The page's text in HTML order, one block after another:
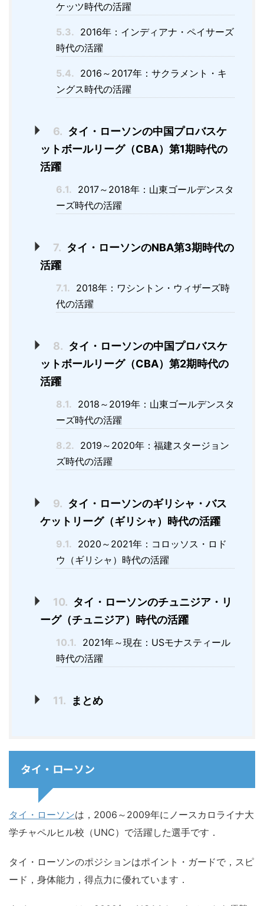
ケッツ時代の活躍
5.3. 2016年：インディアナ・ペイサーズ
時代の活躍
5.4. 2016～2017年：サクラメント・キ
ングス時代の活躍
6. タイ・ローソンの中国プロバスケ
ットボールリーグ（CBA）第1期時代の
活躍
6.1. 2017～2018年：山東ゴールデンスタ
ーズ時代の活躍
7. タイ・ローソンのNBA第3期時代の
活躍
7.1. 2018年：ワシントン・ウィザーズ時
代の活躍
8. タイ・ローソンの中国プロバスケ
ットボールリーグ（CBA）第2期時代の
活躍
8.1. 2018～2019年：山東ゴールデンスタ
ーズ時代の活躍
8.2. 2019～2020年：福建スタージョン
ズ時代の活躍
9. タイ・ローソンのギリシャ・バス
ケットリーグ（ギリシャ）時代の活躍
9.1. 2020～2021年：コロッソス・ロド
ウ（ギリシャ）時代の活躍
10. タイ・ローソンのチュニジア・リ
ーグ（チュニジア）時代の活躍
10.1. 2021年～現在：USモナスティール
時代の活躍
11. まとめ
タイ・ローソン
タイ・ローソンは，2006～2009年にノースカロライナ大
学チャペルヒル校（UNC）で活躍した選手です．
タイ・ローソンのポジションはポイント・ガードで，スピ
ード，身体能力，得点力に優れています．